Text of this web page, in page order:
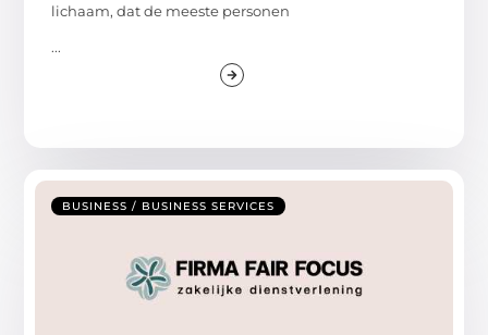
lichaam, dat de meeste personen
...
BUSINESS / BUSINESS SERVICES